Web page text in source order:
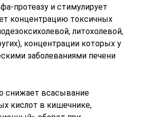
протеазу и стимулирует
концентрацию токсичных
литохолевой,
концентрации которых у
заболеваниями печени
снижает всасывание
кислот в кишечнике,